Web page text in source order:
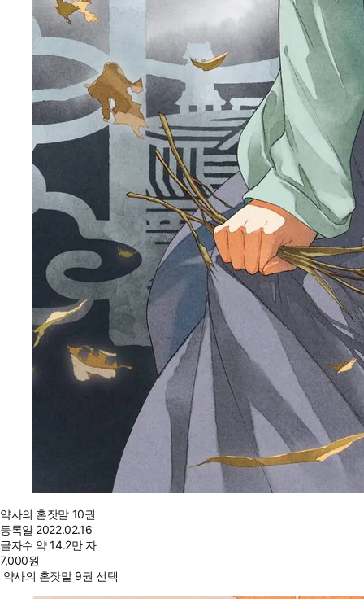
약사의 혼잣말 10권
등록일 2022.02.16
글자수 약 14.2만 자
7,000원
약사의 혼잣말 9권 선택